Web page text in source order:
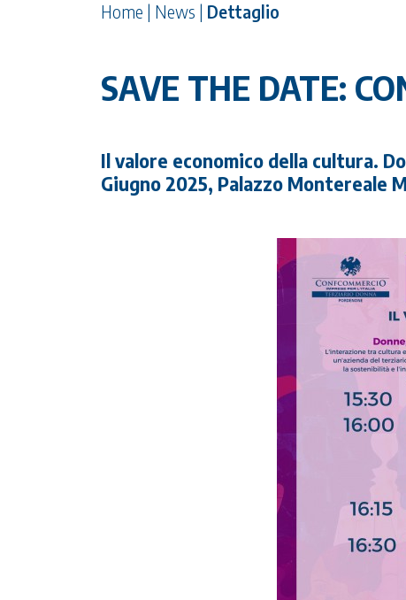
Home | News | Dettaglio
SAVE THE DATE:
Il valore economico della cultura.
Giugno 2025, Palazzo Montereale